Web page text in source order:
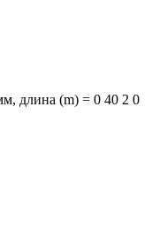
длина (m) = 0 40 2 0